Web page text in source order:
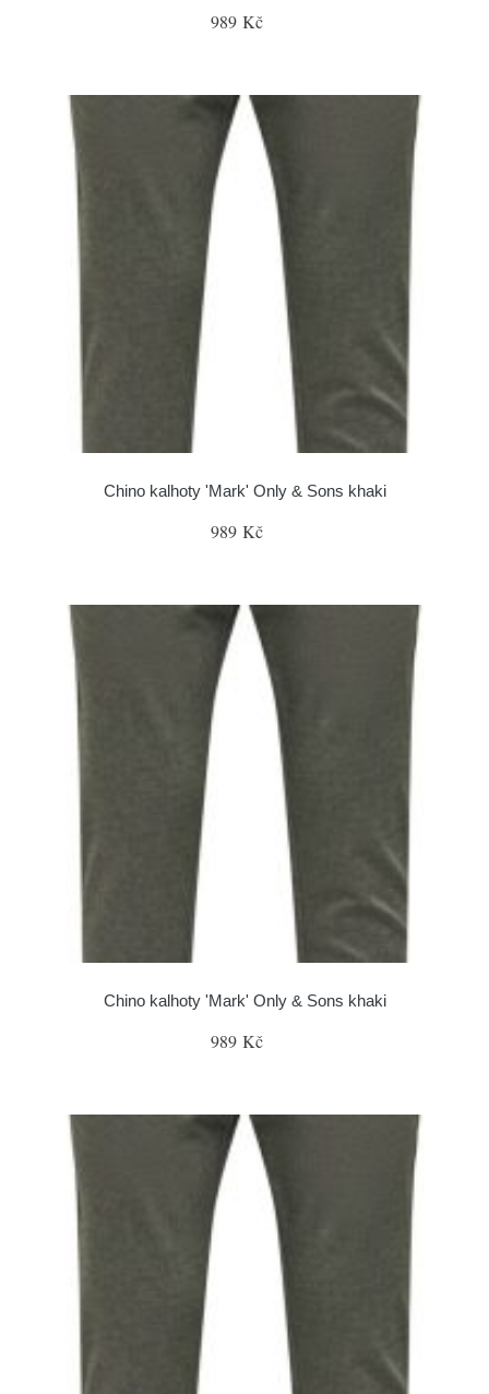
989 Kč
Chino kalhoty 'Mark' Only & Sons khaki
989 Kč
Chino kalhoty 'Mark' Only & Sons khaki
989 Kč